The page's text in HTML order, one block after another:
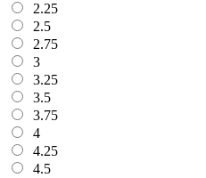
2.25
2.5
2.75
3
3.25
3.5
3.75
4
4.25
4.5